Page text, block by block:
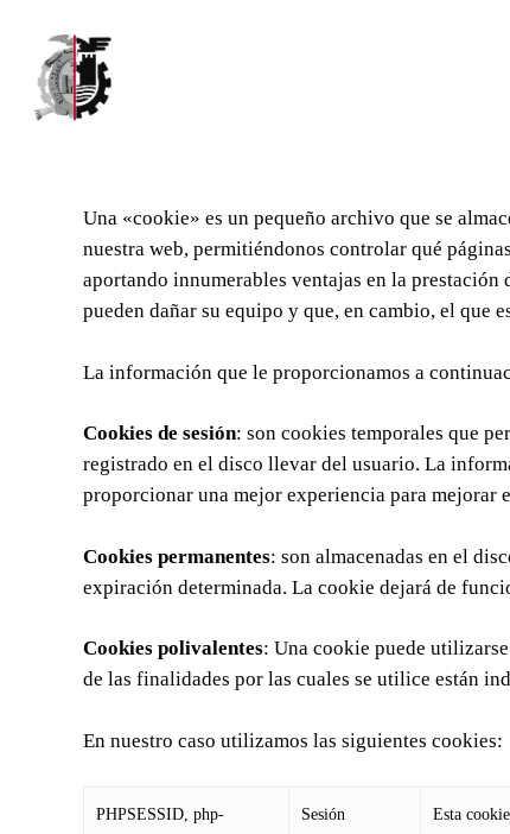
main
content
Una «cookie» es un pequeño archivo que se
nuestra web, permitiéndonos controlar qué
aportando innumerables ventajas en la
pueden dañar su equipo y que, en cambio, el que
La información que le proporcionamos a
Cookies de sesión: son cookies temporales que
registrado en el disco llevar del usuario. La
proporcionar una mejor experiencia para mejorar
Cookies permanentes: son almacenadas en el
expiración determinada. La cookie dejará de
Cookies polivalentes: Una cookie puede
de las finalidades por las cuales se utilice están
En nuestro caso utilizamos las siguientes cookies:
PHPSESSID, php-
Sesión
Esta